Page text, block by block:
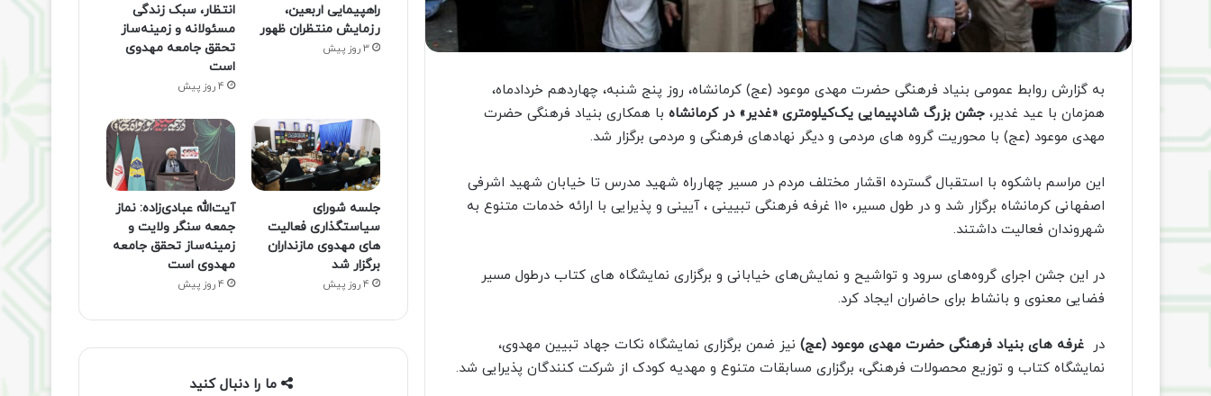
به گزارش روابط عمومی بنیاد فرهنگی حضرت مهدی موعود (عج) کرمانشاه، روز پنج شنبه، چهاردهم خردادماه،
همزمان با عید غدیر، جشن بزرگ شادپیمایی یک‌کیلومتری «غدیر» در کرمانشاه با همکاری بنیاد فرهنگی حضرت
مهدی موعود (عج) با محوریت گروه های مردمی و دیگر نهادهای فرهنگی و مردمی برگزار شد.
این مراسم باشکوه با استقبال گسترده اقشار مختلف مردم در مسیر چهارراه شهید مدرس تا خیابان شهید اشرفی
اصفهانی کرمانشاه برگزار شد و در طول مسیر، ۱۱۰ غرفه فرهنگی تبیینی ، آیینی و پذیرایی با ارائه خدمات متنوع به
شهروندان فعالیت داشتند.
در این جشن اجرای گروه‌های سرود و تواشیح و نمایش‌های خیابانی و برگزاری نمایشگاه های کتاب درطول مسیر
فضایی معنوی و بانشاط برای حاضران ایجاد کرد.
در غرفه های بنیاد فرهنگی حضرت مهدی موعود (عج) نیز ضمن برگزاری نمایشگاه نکات جهاد تبیین مهدوی،
نمایشگاه کتاب و توزیع محصولات فرهنگی، برگزاری مسابقات متنوع و مهدیه کودک از شرکت کنندگان پذیرایی شد.
راهپیمایی اربعین،
رزمایش منتظران ظهور
3 روز پیش
انتظار، سبک زندگی
مسئولانه و زمینه‌ساز
تحقق جامعه مهدوی
است
4 روز پیش
جلسه شورای
سیاستگذاری فعالیت
های مهدوی مازنداران
برگزار شد
4 روز پیش
آیت‌الله عبادی‌زاده: نماز
جمعه سنگر ولایت و
زمینه‌ساز تحقق جامعه
مهدوی است
4 روز پیش
ما را دنبال کنید